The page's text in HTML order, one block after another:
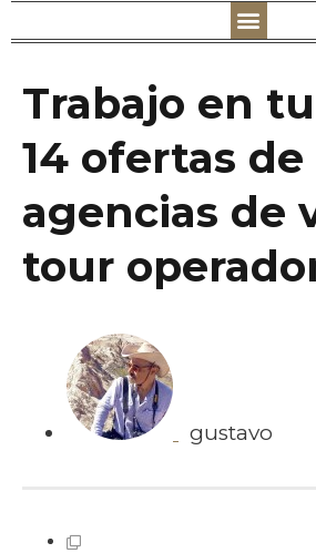
Trabajo en
14 ofertas de
agencias de
tour
gustavo